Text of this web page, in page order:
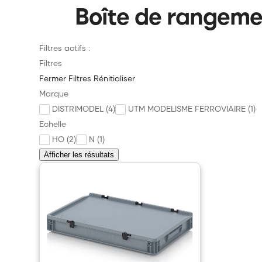
Boîte de
Filtres actifs :
Filtres
Fermer Filtres Rénitialiser
Marque
DISTRIMODEL (4)
UTM MODELISME FERROVIAIRE (1)
Echelle
HO (2)
N (1)
Afficher les résultats